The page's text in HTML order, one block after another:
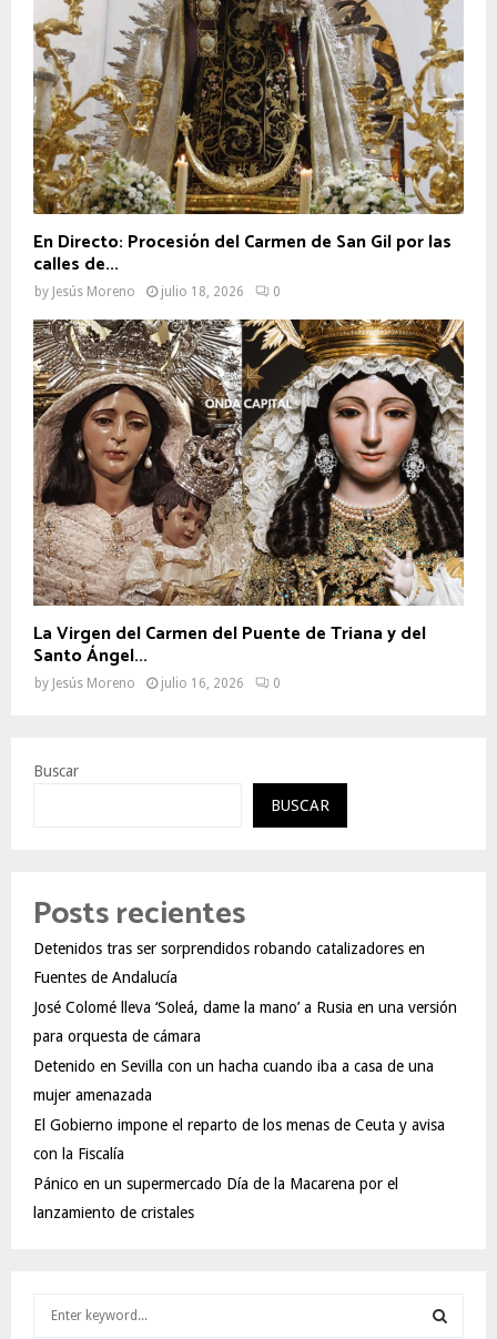
En Directo: Procesión del Carmen de San Gil por las
calles de...
by Jesús Moreno julio 18, 2026 0
La Virgen del Carmen del Puente de Triana y del
Santo Ángel...
by Jesús Moreno julio 16, 2026 0
Buscar
BUSCAR
Posts recientes
Detenidos tras ser sorprendidos robando catalizadores en
Fuentes de Andalucía
José Colomé lleva ‘Soleá, dame la mano’ a Rusia en una versión
para orquesta de cámara
Detenido en Sevilla con un hacha cuando iba a casa de una
mujer amenazada
El Gobierno impone el reparto de los menas de Ceuta y avisa
con la Fiscalía
Pánico en un supermercado Día de la Macarena por el
lanzamiento de cristales